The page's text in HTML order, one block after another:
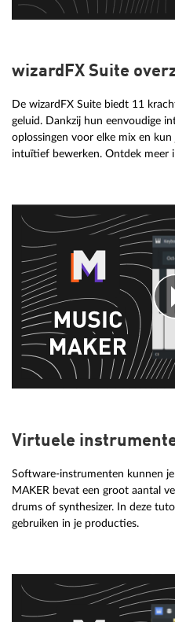
wizardFX Suite
De wizardFX Suite biedt 11
geluid. Dankzij hun eenvoudige
oplossingen voor elke mix en
intuïtief bewerken. Ontdek meer
Virtuele
Software-instrumenten kunnen
MAKER bevat een groot aantal
drums of synthesizer. In deze
gebruiken in je producties.